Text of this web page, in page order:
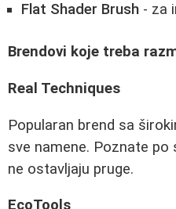
Flat Shader Brush - za
Brendovi koje treba
Real Techniques
Popularan brend sa
sve namene. Poznate
ne ostavljaju pruge.
EcoTools